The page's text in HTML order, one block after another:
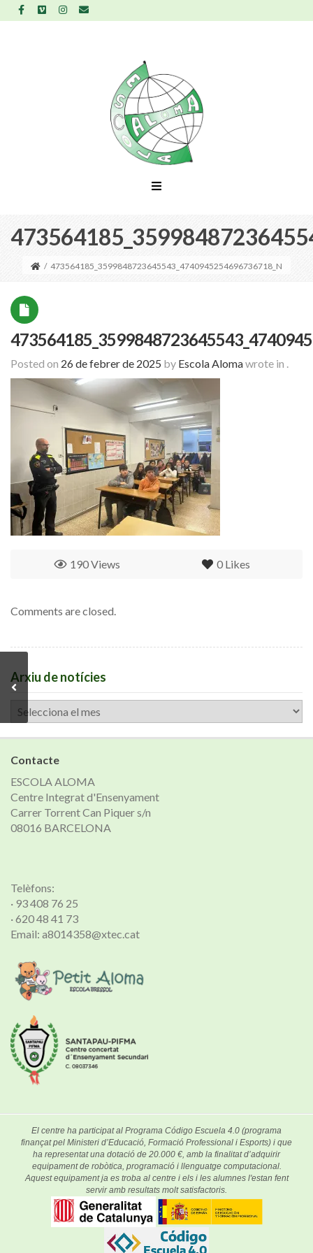
/ 473564185_3599848723645543_4740945254696736718_N
Posted on 26 de febrer de 2025 by Escola Alomawrote in .
0 Likes
190 Views
Comments are closed.
Arxiu de notícies
Arxiu
de
notícies
Contacte
ESCOLA ALOMA
Centre Integrat d'Ensenyament
Carrer Torrent Can Piquer s/n
08016 BARCELONA
Telèfons:
· 93 408 76 25
· 620 48 41 73
Email: a8014358@xtec.cat
El centre ha participat al Programa Código Escuela 4.0 (programa
finançat pel Ministeri d’Educació, Formació Professional i Esports) i que
ha representat una dotació de 20.000 €, amb la finalitat d’adquirir
equipament de robòtica, programació i llenguatge computacional.
Aquest equipament ja es troba al centre i els i les alumnes l'estan fent
servir amb resultats molt satisfactoris.